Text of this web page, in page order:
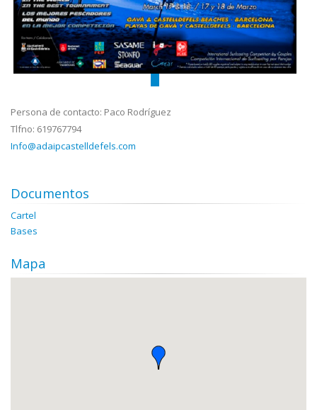
Persona de contacto: Paco Rodríguez
Tlfno: 619767794
Info@adaipcastelldefels.com
Documentos
Cartel
Bases
Mapa